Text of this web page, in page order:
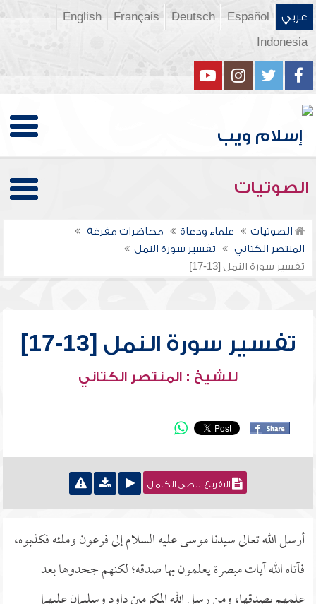
عربي Español
Deutsch
Français
English
Indonesia
الصوتيات
الصوتيات علماء ودعاة
محاضرات مفرغة
المنتصر الكتاني
تفسير سورة النمل
تفسير سورة النمل [13-17]
تفسير سورة النمل [13-17]
للشيخ : المنتصر الكتاني
التفريغ النصي الكامل
أرسل الله تعالى سيدنا موسى عليه السلام إلى فرعون وملئه فكذبوه،
فآتاه الله آيات مبصرة يعلمون بها صدقه؛ لكنهم جحدوها بعد